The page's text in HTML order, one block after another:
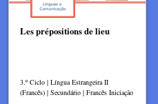
Les prépositions de lieu
3.º Ciclo | Língua Estrangeira II
(Francês) | Secundário | Francês Iniciação